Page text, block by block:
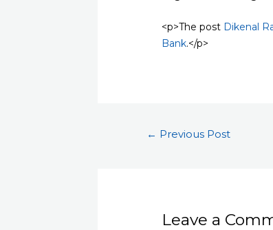
<p>The post Dikenal
Bank.</p>
← Previous Post
Leave a